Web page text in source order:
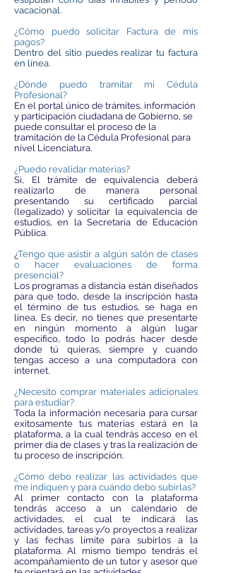
vacacional.
¿Cómo puedo solicitar Factura de mis
pagos?
Dentro del sitio puedes realizar tu factura
en línea.
¿Dónde puedo tramitar mi Cédula
Profesional?
En el portal único de trámites, información
y participación ciudadana de Gobierno, se
puede consultar el proceso de la
tramitación de la Cédula Profesional para
nivel Licenciatura.
¿Puedo revalidar materias?
Si, El trámite de equivalencia deberá
realizarlo de manera personal
presentando su certificado parcial
(legalizado) y solicitar la equivalencia de
estudios, en la Secretaria de Educación
Pública.
¿Tengo que asistir a algún salón de clases
o hacer evaluaciones de forma
presencial?
Los programas a distancia están diseñados
para que todo, desde la inscripción hasta
el término de tus estudios, se haga en
línea. Es decir, no tienes que presentarte
en ningún momento a algún lugar
específico, todo lo podrás hacer desde
donde tú quieras, siempre y cuando
tengas acceso a una computadora con
internet.
¿Necesito comprar materiales adicionales
para estudiar?
Toda la información necesaria para cursar
exitosamente tus materias estará en la
plataforma, a la cual tendrás acceso en el
primer día de clases y tras la realización de
tu proceso de inscripción.
¿Cómo debo realizar las actividades que
me indiquen y para cuándo debo subirlas?
Al primer contacto con la plataforma
tendrás acceso a un calendario de
actividades, el cual te indicará las
actividades, tareas y/o proyectos a realizar
y las fechas límite para subirlos a la
plataforma. Al mismo tiempo tendrás el
acompañamiento de un tutor y asesor que